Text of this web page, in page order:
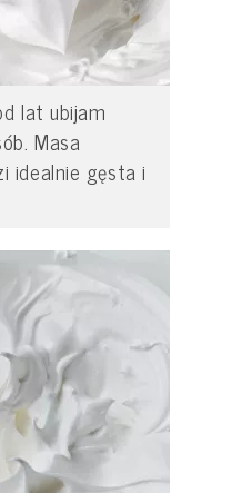
lat ubijam
Masa
idealnie gęsta i